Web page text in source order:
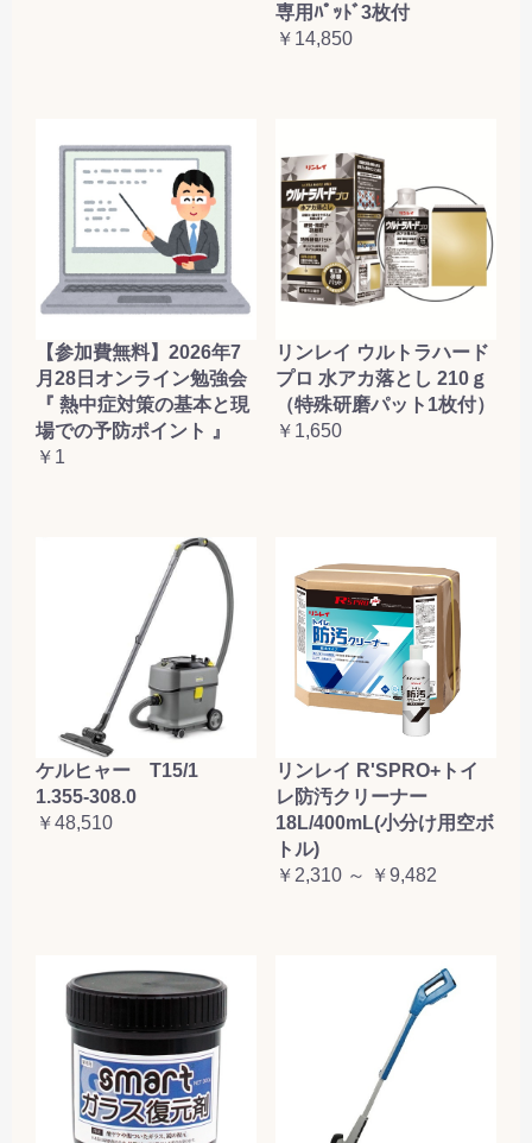
専用ﾊﾟｯﾄﾞ3枚付
￥14,850
【参加費無料】2026年7
月28日オンライン勉強会
『 熱中症対策の基本と現
場での予防ポイント 』
￥1
リンレイ ウルトラハード
プロ 水アカ落とし 210ｇ
（特殊研磨パット1枚付）
￥1,650
ケルヒャー T15/1
1.355-308.0
￥48,510
リンレイ R'SPRO+トイ
レ防汚クリーナー
18L/400mL(小分け用空ボ
トル)
￥2,310 ～ ￥9,482